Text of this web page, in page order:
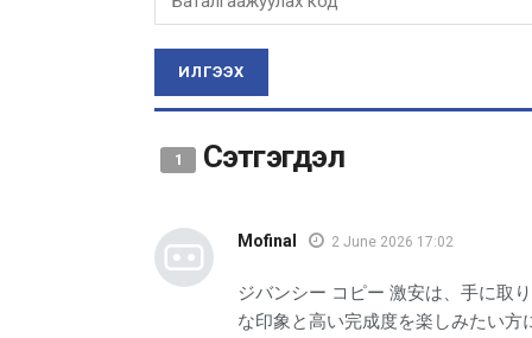
ИЛГЭЭХ
1 Сэтгэгдэл
Mofinal 2 June 2026 17:02
ジバンシー コピー 激安は、手に取
な印象と高い完成度を楽しみたい